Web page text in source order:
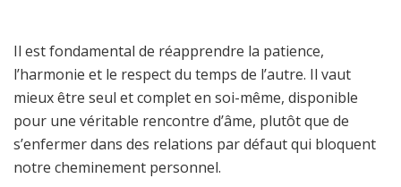
Il est fondamental de réapprendre la patience,
l’harmonie et le respect du temps de l’autre. Il vaut
mieux être seul et complet en soi-même, disponible
pour une véritable rencontre d’âme, plutôt que de
s’enfermer dans des relations par défaut qui bloquent
notre cheminement personnel.